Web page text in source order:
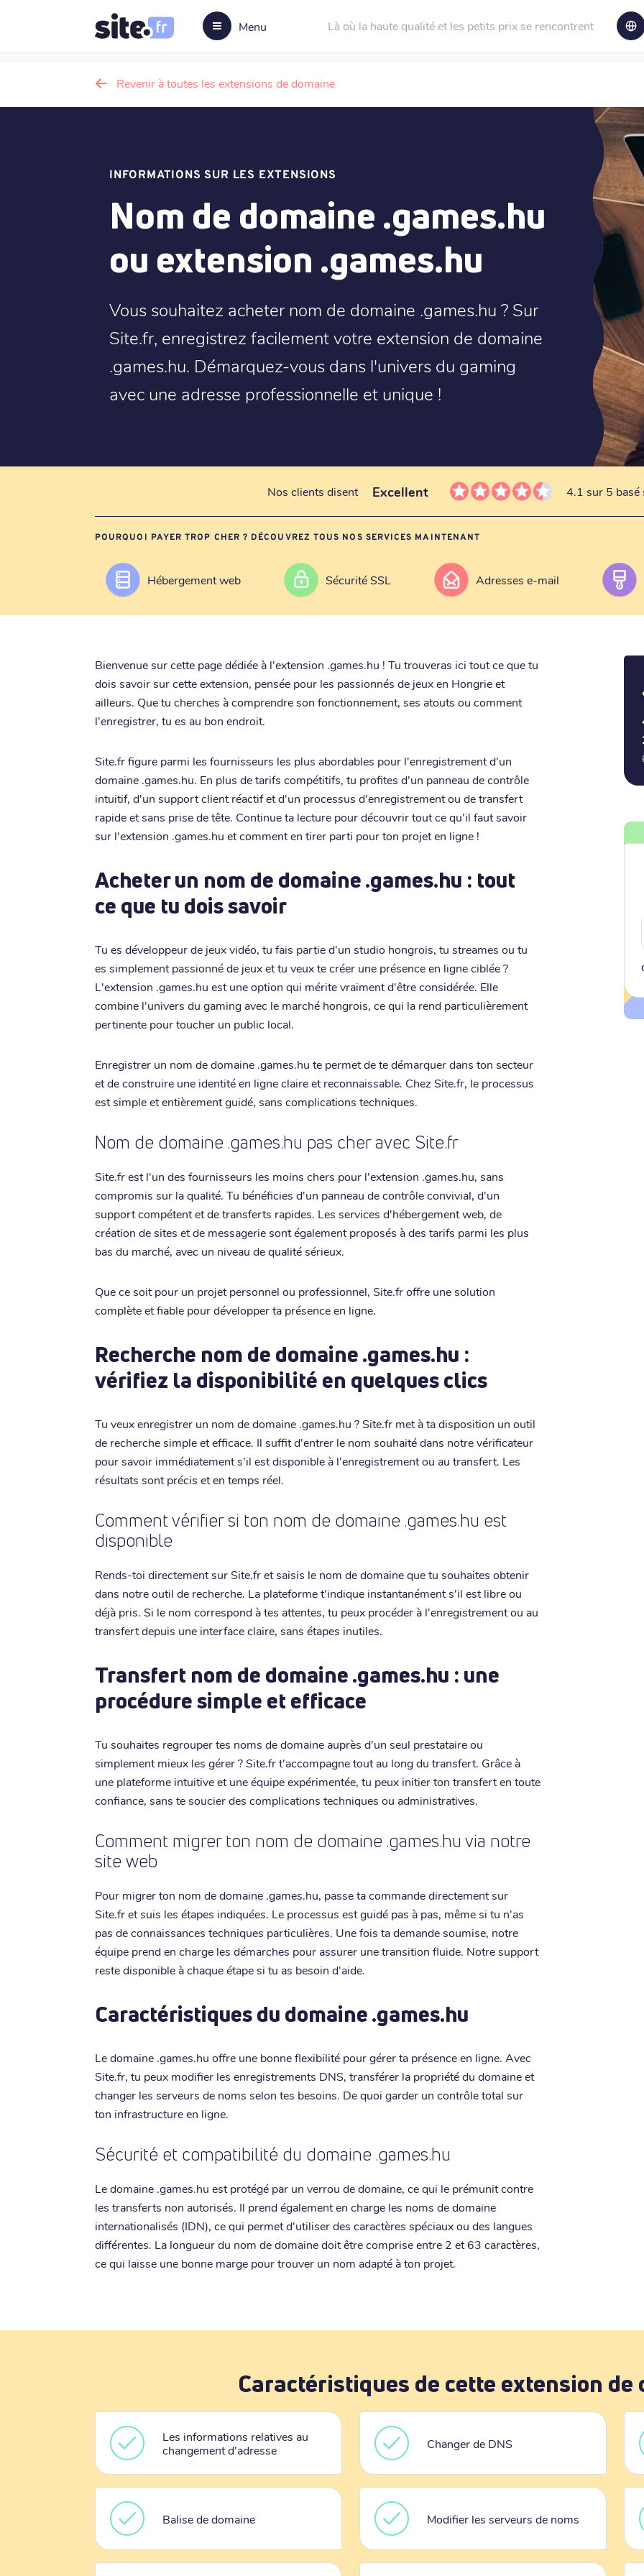
Menu Là où la haute qualité et les petits prix se rencontrent
Revenir à toutes les extensions de domaine
INFORMATIONS SUR LES EXTENSIONS
Nom de domaine .games.hu
ou extension .games.hu
Vous souhaitez acheter nom de domaine .games.hu ? Sur
Site.fr, enregistrez facilement votre extension de domaine
.games.hu. Démarquez-vous dans l'univers du gaming
avec une adresse professionnelle et unique !
Nos clients disent Excellent 4.1 sur 5 basé
POURQUOI PAYER TROP CHER ? DÉCOUVREZ TOUS NOS SERVICES MAINTENANT
Hébergement web Sécurité SSL Adresses e-mail
Bienvenue sur cette page dédiée à l'extension .games.hu ! Tu trouveras ici tout ce que tu
dois savoir sur cette extension, pensée pour les passionnés de jeux en Hongrie et
ailleurs. Que tu cherches à comprendre son fonctionnement, ses atouts ou comment
l'enregistrer, tu es au bon endroit.
Site.fr figure parmi les fournisseurs les plus abordables pour l'enregistrement d'un
domaine .games.hu. En plus de tarifs compétitifs, tu profites d'un panneau de contrôle
intuitif, d'un support client réactif et d'un processus d'enregistrement ou de transfert
rapide et sans prise de tête. Continue ta lecture pour découvrir tout ce qu'il faut savoir
sur l'extension .games.hu et comment en tirer parti pour ton projet en ligne !
Acheter un nom de domaine .games.hu : tout
ce que tu dois savoir
Tu es développeur de jeux vidéo, tu fais partie d'un studio hongrois, tu streames ou tu
es simplement passionné de jeux et tu veux te créer une présence en ligne ciblée ?
L'extension .games.hu est une option qui mérite vraiment d'être considérée. Elle
combine l'univers du gaming avec le marché hongrois, ce qui la rend particulièrement
pertinente pour toucher un public local.
Enregistrer un nom de domaine .games.hu te permet de te démarquer dans ton secteur
et de construire une identité en ligne claire et reconnaissable. Chez Site.fr, le processus
est simple et entièrement guidé, sans complications techniques.
Nom de domaine .games.hu pas cher avec Site.fr
Site.fr est l'un des fournisseurs les moins chers pour l'extension .games.hu, sans
compromis sur la qualité. Tu bénéficies d'un panneau de contrôle convivial, d'un
support compétent et de transferts rapides. Les services d'hébergement web, de
création de sites et de messagerie sont également proposés à des tarifs parmi les plus
bas du marché, avec un niveau de qualité sérieux.
Que ce soit pour un projet personnel ou professionnel, Site.fr offre une solution
complète et fiable pour développer ta présence en ligne.
Recherche nom de domaine .games.hu :
vérifiez la disponibilité en quelques clics
Tu veux enregistrer un nom de domaine .games.hu ? Site.fr met à ta disposition un outil
de recherche simple et efficace. Il suffit d'entrer le nom souhaité dans notre vérificateur
pour savoir immédiatement s'il est disponible à l'enregistrement ou au transfert. Les
résultats sont précis et en temps réel.
Comment vérifier si ton nom de domaine .games.hu est
disponible
Rends-toi directement sur Site.fr et saisis le nom de domaine que tu souhaites obtenir
dans notre outil de recherche. La plateforme t'indique instantanément s'il est libre ou
déjà pris. Si le nom correspond à tes attentes, tu peux procéder à l'enregistrement ou au
transfert depuis une interface claire, sans étapes inutiles.
Transfert nom de domaine .games.hu : une
procédure simple et efficace
Tu souhaites regrouper tes noms de domaine auprès d'un seul prestataire ou
simplement mieux les gérer ? Site.fr t'accompagne tout au long du transfert. Grâce à
une plateforme intuitive et une équipe expérimentée, tu peux initier ton transfert en toute
confiance, sans te soucier des complications techniques ou administratives.
Comment migrer ton nom de domaine .games.hu via notre
site web
Pour migrer ton nom de domaine .games.hu, passe ta commande directement sur
Site.fr et suis les étapes indiquées. Le processus est guidé pas à pas, même si tu n'as
pas de connaissances techniques particulières. Une fois ta demande soumise, notre
équipe prend en charge les démarches pour assurer une transition fluide. Notre support
reste disponible à chaque étape si tu as besoin d'aide.
Caractéristiques du domaine .games.hu
Le domaine .games.hu offre une bonne flexibilité pour gérer ta présence en ligne. Avec
Site.fr, tu peux modifier les enregistrements DNS, transférer la propriété du domaine et
changer les serveurs de noms selon tes besoins. De quoi garder un contrôle total sur
ton infrastructure en ligne.
Sécurité et compatibilité du domaine .games.hu
Le domaine .games.hu est protégé par un verrou de domaine, ce qui le prémunit contre
les transferts non autorisés. Il prend également en charge les noms de domaine
internationalisés (IDN), ce qui permet d'utiliser des caractères spéciaux ou des langues
différentes. La longueur du nom de domaine doit être comprise entre 2 et 63 caractères,
ce qui laisse une bonne marge pour trouver un nom adapté à ton projet.
Caractéristiques de cette extension de
Les informations relatives au
changement d'adresse
Changer de DNS
Balise de domaine Modifier les serveurs de noms